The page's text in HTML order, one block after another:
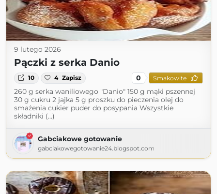
9 lutego 2026
Pączki z serka Danio
10 4 Zapisz 0 Smakowite
260 g serka waniliowego "Danio" 150 g mąki pszennej
30 g cukru 2 jajka 5 g proszku do pieczenia olej do
smażenia cukier puder do posypania Wszystkie
składniki (...)
Gabciakowe gotowanie
gabciakowegotowanie24.blogspot.com